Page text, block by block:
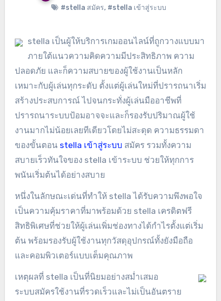
#stella สมัคร, #stella เข้าสู่ระบบ
stella เป็นผู้ให้บริการเกมออนไลน์ที่ถูกวางแบบมา
ภายใต้แนวความคิดความมีประสิทธิภาพ ความ
ปลอดภัย และก็ความสบายของผู้ใช้งานเป็นหลัก
เหมาะกับผู้เล่นทุกระดับ ตั้งแต่ผู้เล่นใหม่ที่ปรารถนาเริ่ม
สร้างประสบการณ์ ไปจนกระทั่งผู้เล่นมืออาชีพที่
ปรารถนาระบบป้อมอาจจะและก็รองรับปริมาณผู้ใช้
งานมากไม่น้อยเลยทีเดียวโดยไม่สะดุด ความธรรมดา
ของขั้นตอน stella เข้าสู่ระบบ สมัคร รวมทั้งความ
สบายเร็วทันใจของ stella เข้าระบบ ช่วยให้ทุกการ
พนันเริ่มต้นได้อย่างสบาย
หนึ่งในลักษณะเด่นที่ทำให้ stella ได้รับความพึงพอใจ
เป็นความคุ้มราคาที่มาพร้อมด้วย stella เครดิตฟรี
สิทธิพิเศษที่ช่วยให้ผู้เล่นเพิ่มช่องทางได้กำไรตั้งแต่เริ่ม
ต้น พร้อมรองรับผู้ใช้งานทุกวัสดุอุปกรณ์ทั้งยังมือถือ
และคอมพิวเตอร์แบบเต็มคุณภาพ
เหตุผลที่ stella เป็นที่นิยมอย่างสม่ำเสมอ
ระบบสมัครใช้งานที่รวดเร็วและไม่เป็นอันตราย